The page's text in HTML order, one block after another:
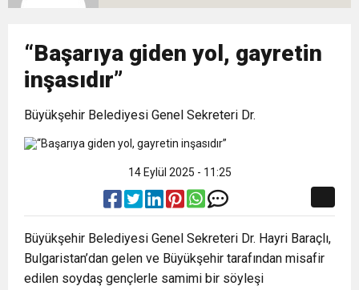
Gösterisi Yaptı
9:33 CHP’li 3 Genç Tutuklandı: Siyasi Saldırının
Hedefinde Mehmet Türkmen mi Var?
8:35 Anneler Günü’nde TAMEV ile İyilik ve Dayanışma
Gündeminde: “Cumhurbaşkanı Kararnamesi
Bile Çiğnendi”
Eğitim Camiasının Yakından Tanıdığı İsim:
Abdulrezak Kaldan Torbalı Yolunda
“Başarıya giden yol, gayretin
inşasıdır”
Büyükşehir Belediyesi Genel Sekreteri Dr.
14 Eylül 2025 - 11:25
Büyükşehir Belediyesi Genel Sekreteri Dr. Hayri Baraçlı,
Bulgaristan’dan gelen ve Büyükşehir tarafından misafir
edilen soydaş gençlerle samimi bir söyleşi